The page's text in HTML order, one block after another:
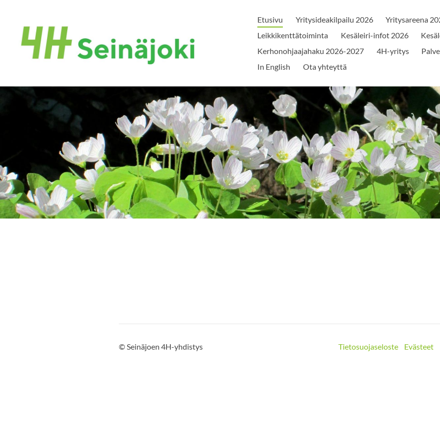
sivun
sisältöön
Seinäjoen 4H-yhdistys
Etusivu Yritysideakilpailu 2026 Yritysareena
Leikkikenttätoiminta
Kesäleiri-infot 2026
Kerhonohjaajahaku 2026-2027
4H-yritys
In English
Ota yhteyttä
©Seinäjoen 4H-yhdistys Tietosuojaseloste
Evästeet